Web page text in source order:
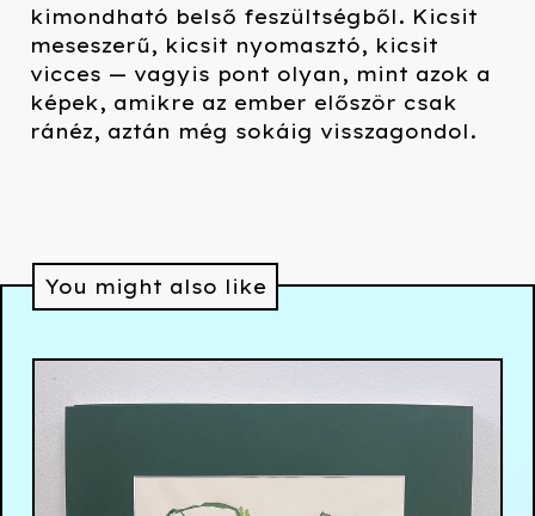
kimondható belső feszültségből. Kicsit
meseszerű, kicsit nyomasztó, kicsit
vicces — vagyis pont olyan, mint azok a
képek, amikre az ember először csak
ránéz, aztán még sokáig visszagondol.
You might also like